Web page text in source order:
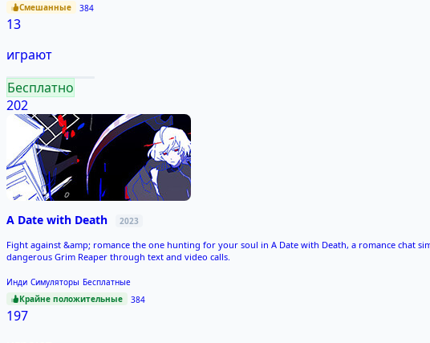
Смешанные
384
13
играют
Бесплатно
202
A Date with Death 2023
Fight against &amp; romance the one hunting for your soul in A Date with Death, a romance chat
dangerous Grim Reaper through text and video calls.
Инди Симуляторы Бесплатные
Крайне положительные
384
197